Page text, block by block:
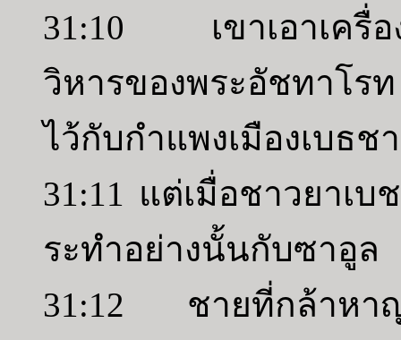
31:10 เขาเอาเครื่อง
วิหารของพระอัชทาโ
ไว้กับกำแพงเมืองเบธช
31:11 แต่เมื่อชาวยาเ
ระทำอย่างนั้นกับซาอูล
31:12 ชายที่กล้าหาญ